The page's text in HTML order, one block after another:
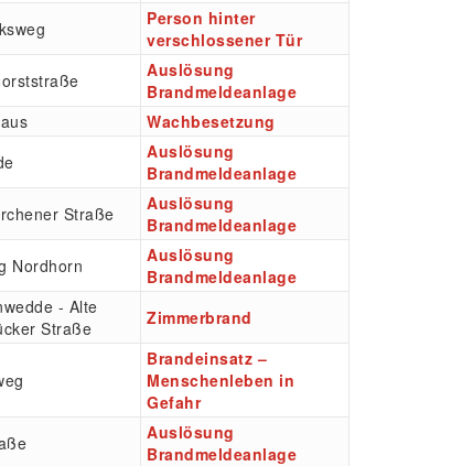
Person hinter
verschlossener Tür
Auslösung
Brandmeldeanlage
Wachbesetzung
Auslösung
Brandmeldeanlage
Straße
Auslösung
Brandmeldeanlage
Nordhorn
Auslösung
Brandmeldeanlage
- Alte
Straße
Zimmerbrand
Brandeinsatz –
Menschenleben in
Gefahr
Auslösung
Brandmeldeanlage